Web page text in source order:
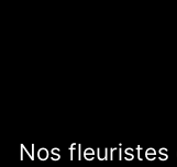
Nos